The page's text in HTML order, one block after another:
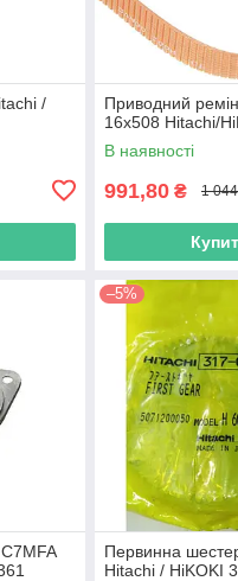
/
Приводний
16х508 Hitachi/
В наявності
991,80 ₴ 1
–5%
Первинна
Hitachi / HiKOKI